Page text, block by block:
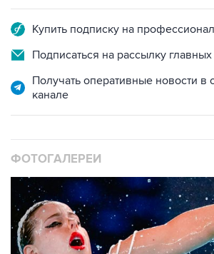
Купить подписку на
Подписаться на рассылку
Получать оперативные новости
канале
ФОТОГАЛЕРЕИ